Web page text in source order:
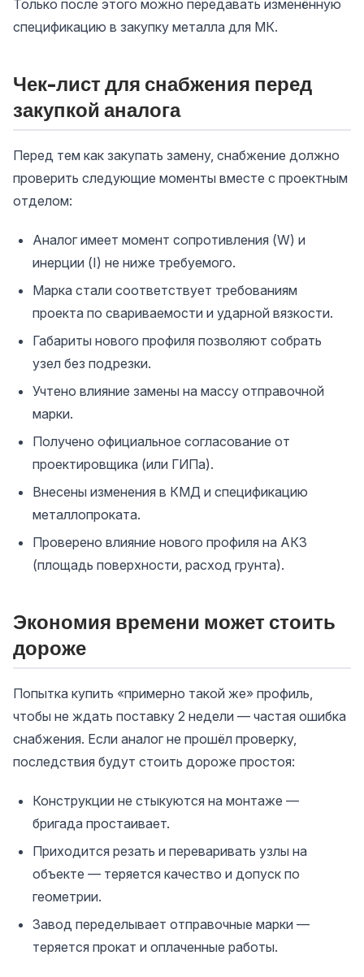
Только после этого можно передавать изменённую
спецификацию в закупку металла для МК.
Чек-лист для снабжения перед
закупкой аналога
Перед тем как закупать замену, снабжение должно
проверить следующие моменты вместе с проектным
отделом:
Аналог имеет момент сопротивления (W) и
инерции (I) не ниже требуемого.
Марка стали соответствует требованиям
проекта по свариваемости и ударной вязкости.
Габариты нового профиля позволяют собрать
узел без подрезки.
Учтено влияние замены на массу отправочной
марки.
Получено официальное согласование от
проектировщика (или ГИПа).
Внесены изменения в КМД и спецификацию
металлопроката.
Проверено влияние нового профиля на АКЗ
(площадь поверхности, расход грунта).
Экономия времени может стоить
дороже
Попытка купить «примерно такой же» профиль,
чтобы не ждать поставку 2 недели — частая ошибка
снабжения. Если аналог не прошёл проверку,
последствия будут стоить дороже простоя:
Конструкции не стыкуются на монтаже —
бригада простаивает.
Приходится резать и переваривать узлы на
объекте — теряется качество и допуск по
геометрии.
Завод переделывает отправочные марки —
теряется прокат и оплаченные работы.